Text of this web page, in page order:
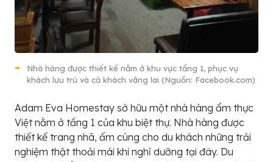
Nhà hàng được thiết kế nằm ở khu vực tầng 1, phục vụ
khách lưu trú và cả khách vãng lai (Nguồn: Facebook.com)
Adam Eva Homestay sở hữu một nhà hàng ẩm thực
Việt nằm ở tầng 1 của khu biệt thự. Nhà hàng được
thiết kế trang nhã, ấm cúng cho du khách những trải
nghiệm thật thoải mái khi nghỉ dưỡng tại đây. Du